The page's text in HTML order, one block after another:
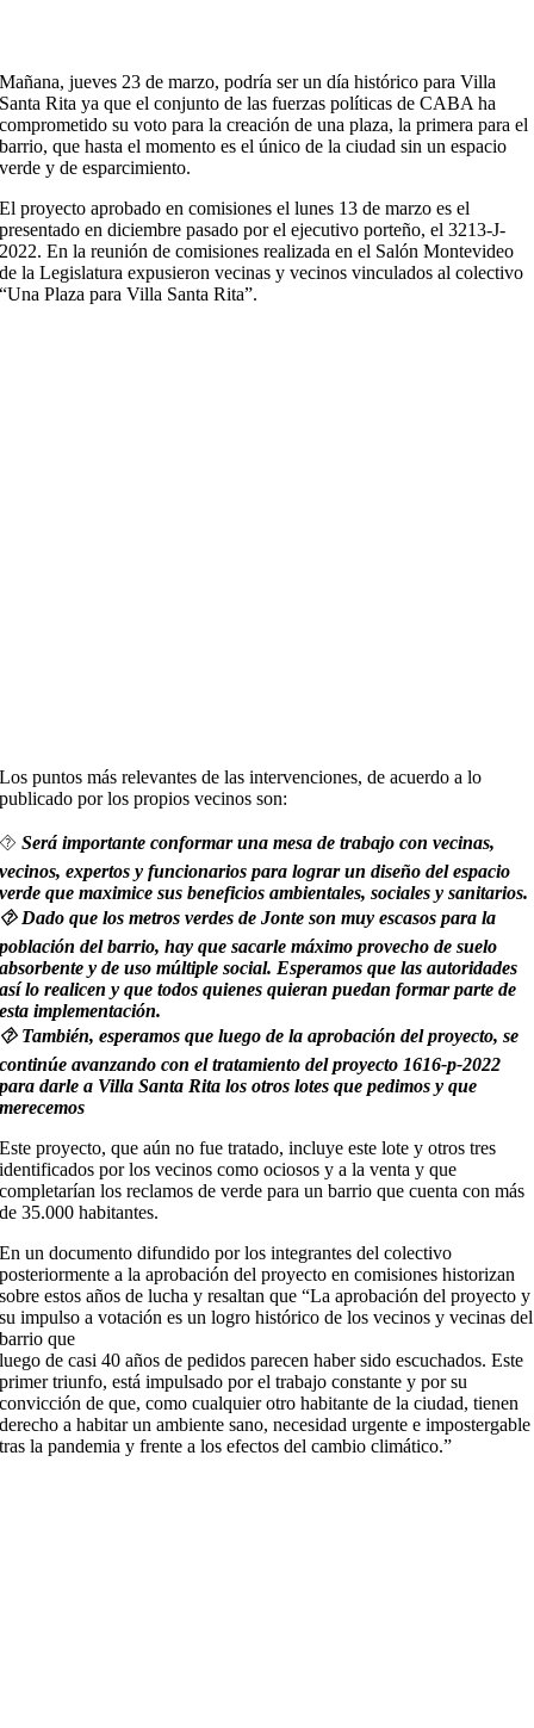
Mañana, jueves 23 de marzo, podría ser un día histórico para Villa
Santa Rita ya que el conjunto de las fuerzas políticas de CABA ha
comprometido su voto para la creación de una plaza, la primera para el
barrio, que hasta el momento es el único de la ciudad sin un espacio
verde y de esparcimiento.
El proyecto aprobado en comisiones el lunes 13 de marzo es el
presentado en diciembre pasado por el ejecutivo porteño, el 3213-J-
2022. En la reunión de comisiones realizada en el Salón Montevideo
de la Legislatura expusieron vecinas y vecinos vinculados al colectivo
“Una Plaza para Villa Santa Rita”.
Los puntos más relevantes de las intervenciones, de acuerdo a lo
publicado por los propios vecinos son:
⯑Será importante conformar una mesa de trabajo con vecinas,
vecinos, expertos y funcionarios para lograr un diseño del espacio
verde que maximice sus beneficios ambientales, sociales y sanitarios.
⯑ Dado que los metros verdes de Jonte son muy escasos para la
población del barrio, hay que sacarle máximo provecho de suelo
absorbente y de uso múltiple social. Esperamos que las autoridades
así lo realicen y que todos quienes quieran puedan formar parte de
esta implementación.
⯑ También, esperamos que luego de la aprobación del proyecto, se
continúe avanzando con el tratamiento del proyecto 1616-p-2022
para darle a Villa Santa Rita los otros lotes que pedimos y que
merecemos
Este proyecto, que aún no fue tratado, incluye este lote y otros tres
identificados por los vecinos como ociosos y a la venta y que
completarían los reclamos de verde para un barrio que cuenta con más
de 35.000 habitantes.
En un documento difundido por los integrantes del colectivo
posteriormente a la aprobación del proyecto en comisiones historizan
sobre estos años de lucha y resaltan que “La aprobación del proyecto y
su impulso a votación es un logro histórico de los vecinos y vecinas del
barrio que
luego de casi 40 años de pedidos parecen haber sido escuchados. Este
primer triunfo, está impulsado por el trabajo constante y por su
convicción de que, como cualquier otro habitante de la ciudad, tienen
derecho a habitar un ambiente sano, necesidad urgente e impostergable
tras la pandemia y frente a los efectos del cambio climático.”